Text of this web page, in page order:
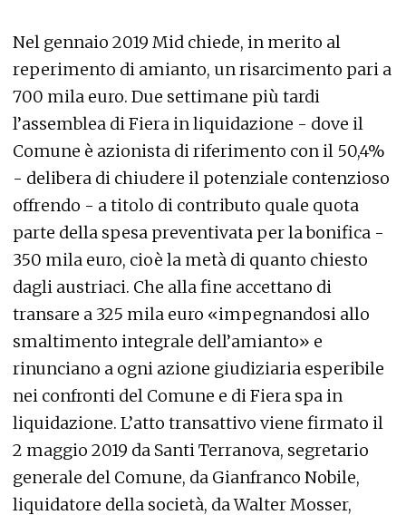
Nel gennaio 2019 Mid chiede, in merito al
reperimento di amianto, un risarcimento pari a
700 mila euro. Due settimane più tardi
l’assemblea di Fiera in liquidazione - dove il
Comune è azionista di riferimento con il 50,4%
- delibera di chiudere il potenziale contenzioso
offrendo - a titolo di contributo quale quota
parte della spesa preventivata per la bonifica -
350 mila euro, cioè la metà di quanto chiesto
dagli austriaci. Che alla fine accettano di
transare a 325 mila euro «impegnandosi allo
smaltimento integrale dell’amianto» e
rinunciano a ogni azione giudiziaria esperibile
nei confronti del Comune e di Fiera spa in
liquidazione. L’atto transattivo viene firmato il
2 maggio 2019 da Santi Terranova, segretario
generale del Comune, da Gianfranco Nobile,
liquidatore della società, da Walter Mosser,